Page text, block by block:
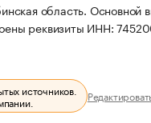
область. Основной
реквизиты ИНН:
источников.